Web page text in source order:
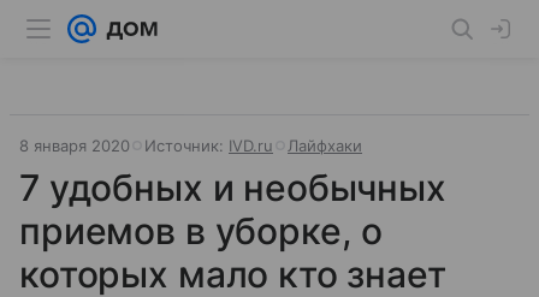
8 января 2020 Источник: IVD.ru Лайфхаки
7 удобных и необычных
приемов в уборке, о
которых мало кто знает